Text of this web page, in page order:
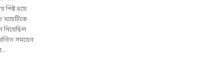
হয়ে
নিয়েছিল
সময়ের